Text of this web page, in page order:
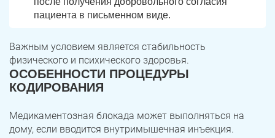
пациента в письменном виде.
Важным условием является стабильность
физического и психического здоровья.
ОСОБЕННОСТИ ПРОЦЕДУРЫ
КОДИРОВАНИЯ
Медикаментозная блокада может выполняться на
дому, если вводится внутримышечная инъекция.